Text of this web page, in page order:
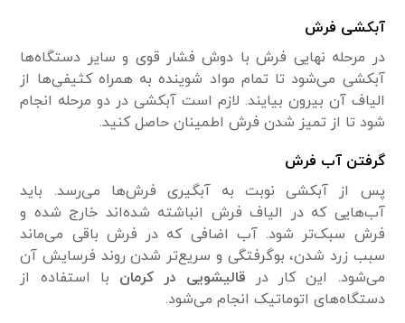
آبکشی فرش
در مرحله نهایی فرش با دوش فشار قوی و سایر دستگاه‌ها
آبکشی می‌شود تا تمام مواد شوینده به همراه کثیفی‌ها از
الیاف آن بیرون بیایند. لازم است آبکشی در دو مرحله انجام
شود تا از تمیز شدن فرش اطمینان حاصل کنید.
گرفتن آب فرش
پس از آبکشی نوبت به آبگیری فرش‌ها می‌رسد. باید
آب‌هایی که در الیاف فرش انباشته شده‌اند خارج شده و
فرش سبک‌تر شود. آب اضافی که در فرش باقی می‌ماند
سبب زرد شدن، بوگرفتگی و سریع‌تر شدن روند فرسایش آن
می‌شود. این کار در قالیشویی در کرمان با استفاده از
دستگاه‌های اتوماتیک انجام می‌شود.